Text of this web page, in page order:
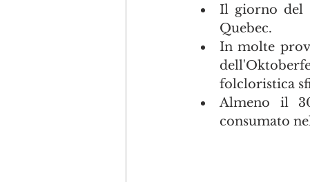
Il giorno del
Quebec.
In molte
folcloristica
Almeno il
consumato